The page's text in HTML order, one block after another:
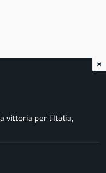
vittoria per l’Italia,
×